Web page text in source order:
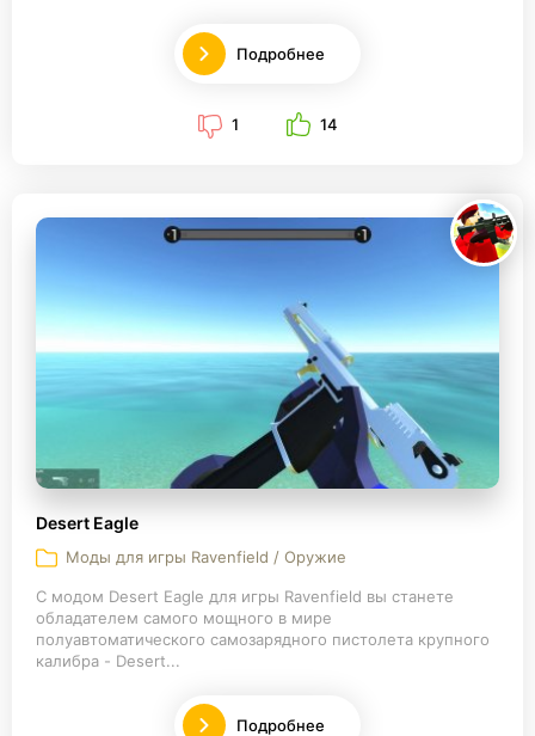
Подробнее
1 14
Desert Eagle
Моды для игры Ravenfield / Оружие
С модом Desert Eagle для игры Ravenfield вы станете
обладателем самого мощного в мире
полуавтоматического самозарядного пистолета крупного
калибра - Desert...
Подробнее